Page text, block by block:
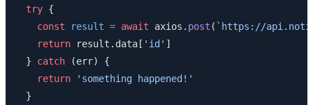
  try
{
    const
result = await axios. post ( `https://
    return
result.data[ 'id' ]
  }
catch (err) {
    return
'something happened!'
  }